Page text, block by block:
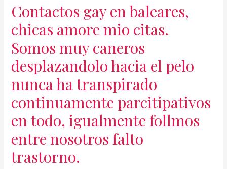
Contactos gay en baleares,
chicas amore mio citas.
Somos muy caneros
desplazandolo hacia el pelo
nunca ha transpirado
continuamente parcitipativos
en todo, igualmente follmos
entre nosotros falto
trastorno.